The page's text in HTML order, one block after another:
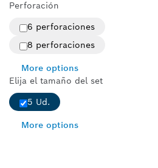
Perforación
6 perforaciones
8 perforaciones
More options
Elija el tamaño del set
5 Ud.
More options